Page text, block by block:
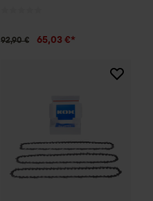
92,90 € 65,03 €*